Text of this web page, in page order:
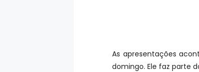
As apresentações
domingo. Ele faz parte